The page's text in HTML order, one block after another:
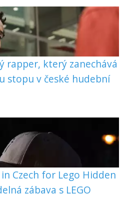
rapper, který zanechává
stopu v české hudební
Czech for Lego Hidden
zábava s LEGO